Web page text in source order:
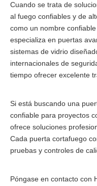
Cuando se trata de
al fuego confiables y de
como un nombre
especializa en puertas
sistemas de vidrio
internacionales de
tiempo ofrecer excelente
Si está buscando una
confiable para proyectos
ofrece soluciones
Cada puerta cortafuego
pruebas y controles de
Póngase en contacto con